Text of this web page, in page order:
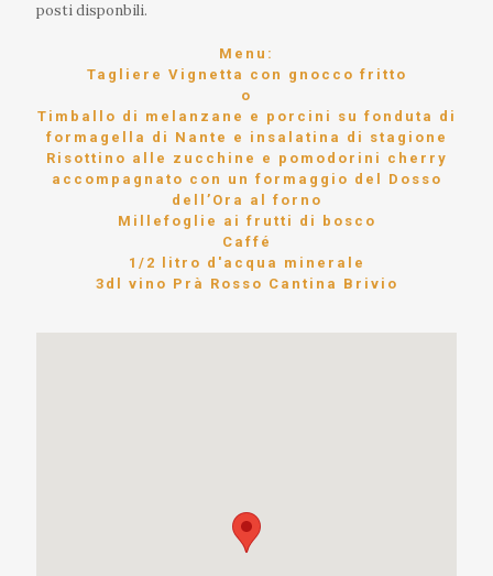
posti disponbili.
Menu:
Tagliere Vignetta con gnocco fritto
o
Timballo di melanzane e porcini su fonduta di
formagella di Nante e insalatina di stagione
Risottino alle zucchine e pomodorini cherry
accompagnato con un formaggio del Dosso
dell’Ora al forno
Millefoglie ai frutti di bosco
Caffé
1/2 litro d'acqua minerale
3dl vino Prà Rosso Cantina Brivio